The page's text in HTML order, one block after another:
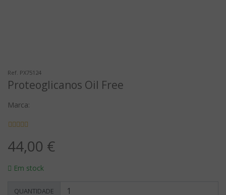
Ref. PX75124
Proteoglicanos Oil Free
Marca:
44,00 €
Em stock
QUANTIDADE